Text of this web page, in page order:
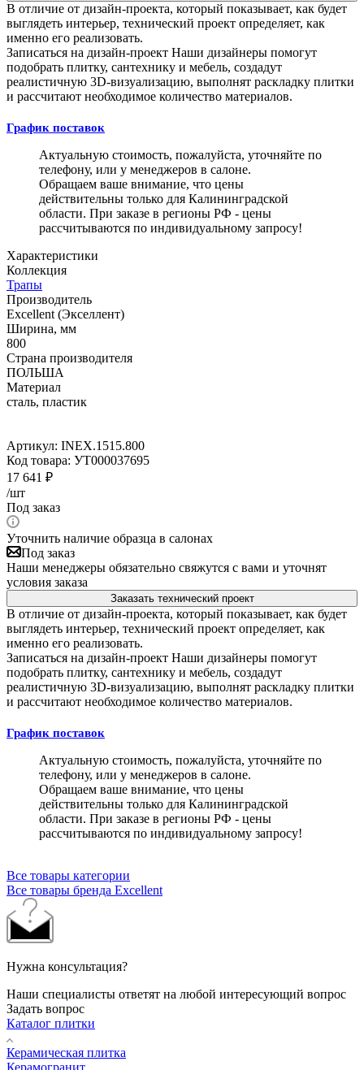
В отличие от дизайн-проекта, который показывает, как будет
выглядеть интерьер, технический проект определяет, как
именно его реализовать.
Записаться на дизайн-проект Наши дизайнеры помогут
подобрать плитку, сантехнику и мебель, создадут
реалистичную 3D-визуализацию, выполнят раскладку плитки
и рассчитают необходимое количество материалов.
График поставок
Актуальную стоимость, пожалуйста, уточняйте по
телефону, или у менеджеров в салоне.
Обращаем ваше внимание, что цены
действительны только для Калининградской
области. При заказе в регионы РФ - цены
рассчитываются по индивидуальному запросу!
Характеристики
Коллекция
Трапы
Производитель
Excellent (Экселлент)
Ширина, мм
800
Страна производителя
ПОЛЬША
Материал
сталь, пластик
Артикул: INEX.1515.800
Код товара: УТ000037695
17 641 ₽
/шт
Под заказ
Уточнить наличие образца в салонах
Под заказ
Наши менеджеры обязательно свяжутся с вами и уточнят
условия заказа
Заказать технический проект
В отличие от дизайн-проекта, который показывает, как будет
выглядеть интерьер, технический проект определяет, как
именно его реализовать.
Записаться на дизайн-проект Наши дизайнеры помогут
подобрать плитку, сантехнику и мебель, создадут
реалистичную 3D-визуализацию, выполнят раскладку плитки
и рассчитают необходимое количество материалов.
График поставок
Актуальную стоимость, пожалуйста, уточняйте по
телефону, или у менеджеров в салоне.
Обращаем ваше внимание, что цены
действительны только для Калининградской
области. При заказе в регионы РФ - цены
рассчитываются по индивидуальному запросу!
Все товары категории
Все товары бренда Excellent
Нужна консультация?
Наши специалисты ответят на любой интересующий вопрос
Задать вопрос
Каталог плитки
Керамическая плитка
Керамогранит